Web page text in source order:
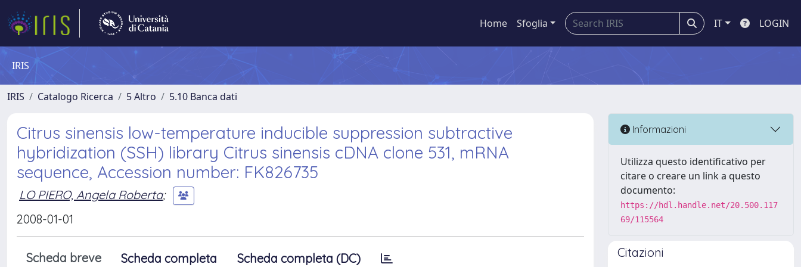
Home Sfoglia IT LOGIN
IRIS
IRIS Catalogo Ricerca 5 Altro 5.10 Banca dati
Citrus sinensis low-temperature inducible suppression subtractive
hybridization (SSH) library Citrus sinensis cDNA clone 531, mRNA
sequence, Accession number: FK826735
LO PIERO, Angela Roberta;
2008-01-01
Scheda breve Scheda completa Scheda completa (DC)
Informazioni
Utilizza questo identificativo per
citare o creare un link a questo
documento:
https://hdl.handle.net/20.500.117
69/115564
Citazioni